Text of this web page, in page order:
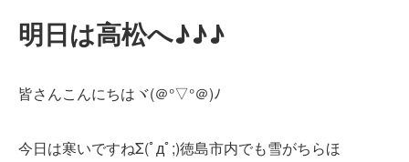
明日は高松へ♪♪♪
皆さんこんにちはヾ(＠°▽°＠)ﾉ
今日は寒いですねΣ(ﾟдﾟ;)徳島市内でも雪がちらほ